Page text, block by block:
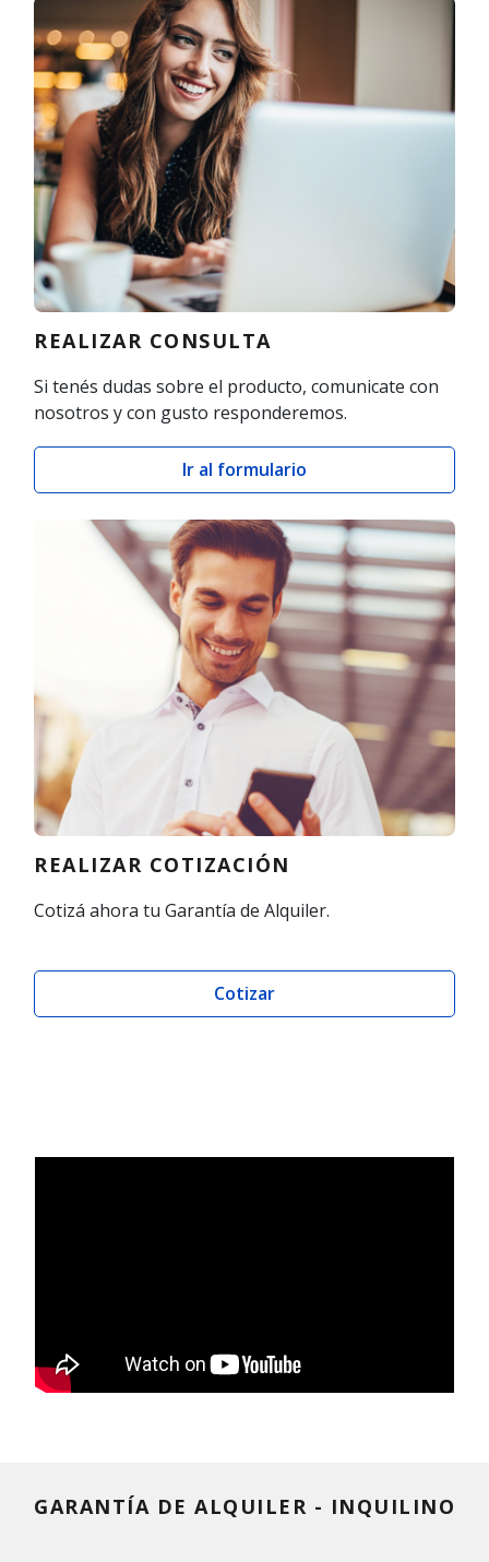
REALIZAR CONSULTA
Si tenés dudas sobre el producto, comunicate con
nosotros y con gusto responderemos.
Ir al formulario
REALIZAR COTIZACIÓN
Cotizá ahora tu Garantía de Alquiler.
Cotizar
GARANTÍA DE ALQUILER - INQUILINO